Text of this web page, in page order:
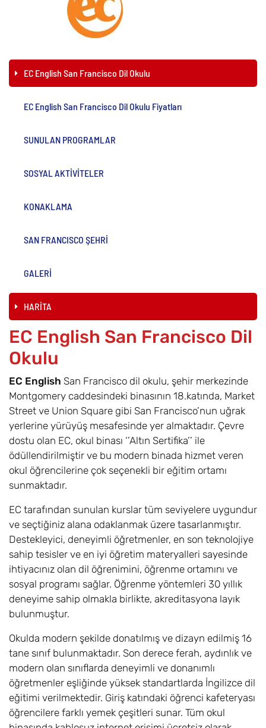
EC English San Francisco Dil Okulu
EC English San Francisco Dil Okulu Fiyatları
SUNULAN PROGRAMLAR
SOSYAL AKTİVİTELER
KONAKLAMA
SAN FRANCISCO ŞEHRİ
GALERİ
HARİTA
EC English San Francisco Dil
Okulu
EC English San Francisco dil okulu, şehir merkezinde
Montgomery caddesindeki binasının 18.katında, Market
Street ve Union Square gibi San Francisco’nun uğrak
yerlerine yürüyüş mesafesinde yer almaktadır. Çevre
dostu olan EC, okul binası ‘’Altın Sertifika’’ ile
ödüllendirilmiştir ve bu modern binada hizmet veren
okul öğrencilerine çok seçenekli bir eğitim ortamı
sunmaktadır.
EC tarafından sunulan kurslar tüm seviyelere uygundur
ve seçtiğiniz alana odaklanmak üzere tasarlanmıştır.
Destekleyici, deneyimli öğretmenler, en son teknolojiye
sahip tesisler ve en iyi öğretim materyalleri sayesinde
ihtiyacınız olan dil öğrenimini, öğrenme ortamını ve
sosyal programı sağlar. Öğrenme yöntemleri 30 yıllık
deneyime sahip olmakla birlikte, akreditasyona layık
bulunmuştur.
Okulda modern şekilde donatılmış ve dizayn edilmiş 16
tane sınıf bulunmaktadır. Son derece ferah, aydınlık ve
modern olan sınıflarda deneyimli ve donanımlı
öğretmenler eşliğinde yüksek standartlarda İngilizce dil
eğitimi verilmektedir. Giriş katındaki öğrenci kafeteryası
öğrencilere farklı yemek çeşitleri sunar. Tüm okul